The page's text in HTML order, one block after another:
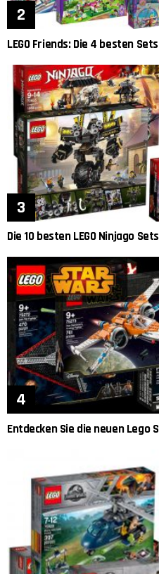
LEGO Friends: Die 4 besten
Die 10 besten LEGO Ninjago
Entdecken Sie die neuen